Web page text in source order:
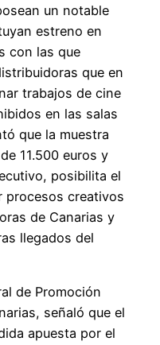
un notable
estreno en
con las que
que en
trabajos de cine
en las salas
que la muestra
11.500 euros y
posibilita el
procesos creativos
de Canarias y
llegados del
de Promoción
señaló que el
apuesta por el